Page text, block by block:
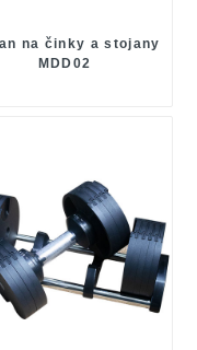
na činky a stojany
MDD02